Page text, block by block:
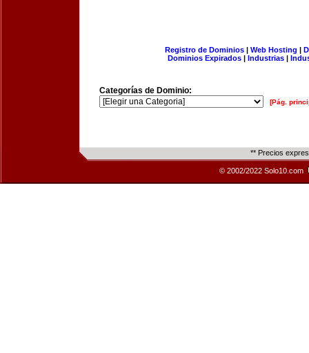
Registro de Dominios| Web Hosting |
Dominios Expirados | Industrias |
Categorías de Dominio:
[Pág.
** Precios
© 2002/2022 Solo10.com